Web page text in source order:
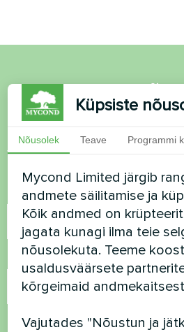
Soovid osta või
küsimusi?
Võtke meiega ühendust
Nimi
Telefoninumber
E-post
Küpsiste
Nõusolek Teave Programmi
Mycond Limited järgib
andmete säilitamise ja
Kõik andmed on
jagata kunagi ilma teie
nõusolekuta. Teeme
usaldusväärsete
kõrgeimaid
Vajutades "Nõustun ja